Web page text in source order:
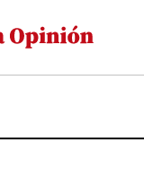
al
principal